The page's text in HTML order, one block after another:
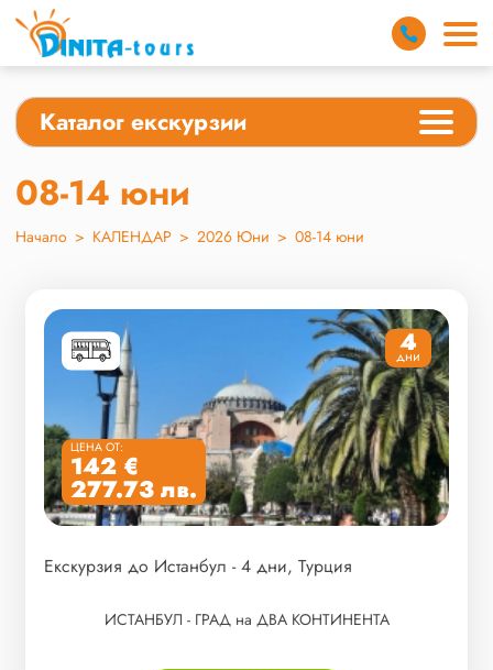
Каталог екскурзии
08-14 юни
Начало > КАЛЕНДАР > 2026 Юни > 08-14 юни
4
дни
ЦЕНА ОТ:
142 €
277.73 лв.
Екскурзия до Истанбул - 4 дни, Турция
ИСТАНБУЛ - ГРАД на ДВА КОНТИНЕНТА